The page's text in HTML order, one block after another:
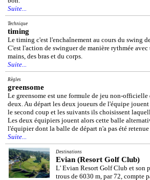
Suite...
Technique
timing
Le timing c'est l'enchaînement au cours du swing
C'est l'action de swinguer de manière rythmée
mains, des bras et du corps.
Suite...
Règles
greensome
Le greensome est une formule de jeu non-
deux. Au départ les deux joueurs de l'équipe
le second coup et les suivants ils choisissent
Les deux équipiers jouent alors cette balle
l'équipier dont la balle de départ n'a pas été
Suite...
Destinations
Evian (Resort Golf Club)
L' Evian Resort Golf Club et son
trous de 6030 m, par 72, compte